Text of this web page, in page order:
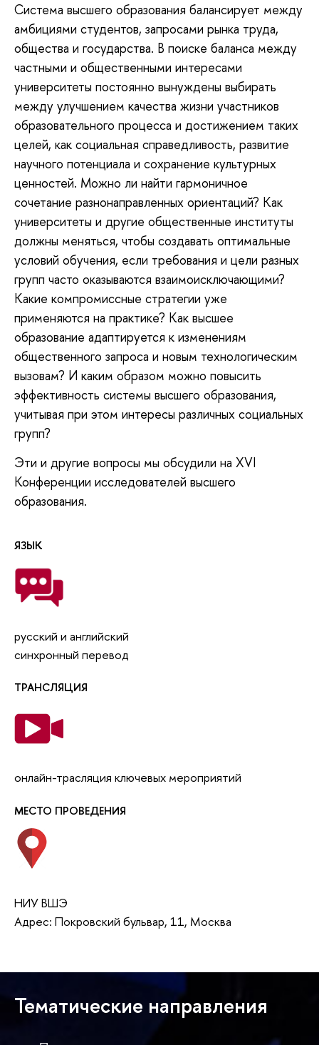
Система высшего образования балансирует между
амбициями студентов, запросами рынка труда,
общества и государства. В поиске баланса между
частными и общественными интересами
университеты постоянно вынуждены выбирать
между улучшением качества жизни участников
образовательного процесса и достижением таких
целей, как социальная справедливость, развитие
научного потенциала и сохранение культурных
ценностей. Можно ли найти гармоничное
сочетание разнонаправленных ориентаций? Как
университеты и другие общественные институты
должны меняться, чтобы создавать оптимальные
условий обучения, если требования и цели разных
групп часто оказываются взаимоисключающими?
Какие компромиссные стратегии уже
применяются на практике? Как высшее
образование адаптируется к изменениям
общественного запроса и новым технологическим
вызовам? И каким образом можно повысить
эффективность системы высшего образования,
учитывая при этом интересы различных социальных
групп?
Эти и другие вопросы мы обсудили на XVI
Конференции исследователей высшего
образования.
ЯЗЫК
русский и английский
синхронный перевод
ТРАНСЛЯЦИЯ
онлайн-трасляция ключевых мероприятий
МЕСТО ПРОВЕДЕНИЯ
НИУ ВШЭ
Адрес: Покровский бульвар, 11, Москва
Тематические направления